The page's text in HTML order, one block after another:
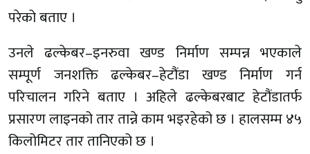
परेको बताए ।
उनले ढल्केबर–इनरुवा खण्ड निर्माण सम्पन्न भएकाले
सम्पूर्ण जनशक्ति ढल्केबर–हेटौंडा खण्ड निर्माण गर्न
परिचालन गरिने बताए । अहिले ढल्केबरबाट हेटौंडातर्फ
प्रसारण लाइनको तार तान्ने काम भइरहेको छ । हालसम्म ४५
किलोमिटर तार तानिएको छ ।